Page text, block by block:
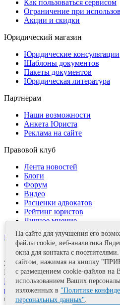
Как пользоваться сервисом
Ограничение при
Акции и скидки
Юридический магазин
Юридические консультации
Шаблоны документов
Пакеты документов
Юридическая литература
Партнерам
Наши возможности
Анкета Юриста
Реклама на сайте
Правовой клуб
Лента новостей
Блоги
Форум
Видео
Расценки адвокатов
Рейтинг юристов
Личное мнение
Контакты
Задать вопрос
Поделиться
Политика информационной
использования материалов
© 2011—2026 А.Е. Мишушин
На сайте для улучшения его
файлы cookie, веб-аналитика
окна для контакта с
сайтом, нажимая на кнопку
с размещением cookie-файлов на
использованием Ваших
изложенных в "Политике
персональных данных".